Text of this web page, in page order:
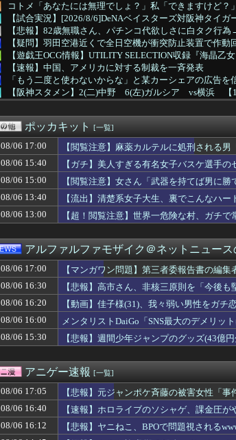
コトメ「あなたには無理でしょ？」私「できますけど
【試合実況】[2026/8/6]DeNAベイスターズ対阪神タイ
【悲報】82歳無職さん、パチンコ代欲しさに白タク行
【疑問】羽田空港近くで全日空機が衝突防止装置で作動
【遊戯王OCG情報】UTILITY SELECTION収録『海晶乙
【速報】中国、アメリカに対する制裁を一斉発表
「もう二度と使わないからな」と某カーシェアの広告を
【阪神スタメン】2(二)中野 6(左)ガルシア vs横浜 【
日経平均2013「1万円です」日経平均2026「6万円です
Z世代さん、ジモティーでリース車を掴まされ80万円も
高市首相「日銀は国債を買い入れろ」←また円安が進行
【悲報】元ジャンポケ斉藤の被害女性「事件で知名度を
【動画】ママさん「新しい洗濯機買って1発目に回した
【画像】村重杏奈さん、ロシアンハーフのお○ぱいがコ
【悲報】かつて650万部を誇った「週刊少年ジャンプ」
【ウマ娘】LA公演ツアー、キャンセルが出たので２次
まなみ「伝説で最強のアイドル、玲音ちゃんです！」舞
オフ会で出会った彼と付き合う事になった。だがその
24歳無職女、中学の同級生だった男性にストーカーして
少年ジャンプ、発行部数100万部を割る もう電車でジ
【艦これ】今から提督に着任するなら皆吹雪初期艦なん
私の誕生日に旦那飲みに行く
偽警察官「お前を家宅捜索する！自宅に現金があると
【マンガワン問題】第三者委報告書の編集者「G氏」は
【艦これ】彩雲を基地航空にいれたら半径伸びたりしま
堤礼実アナ 「朗読劇」ヴィジュアル撮影！！【GIF動
【悲報】ヤニねこ、BPOで問題視される
【ラブライブ！】5回目の金沢一人旅僕流石に寂しくなっ
株式投資、若年男性の自信喪失の原因に-6割超が「人生
英語聞き取れなさすぎワロタｗｗ
海外「アメリカ経済やばい説。日本円の安定化に取り組
【速報】毎日新聞のベテラン記者を逮捕 包丁で夫を脅
田村真佑『私のDカップをもっと知って』←これ
ポッカキット [一覧]
08/06 17:00
【閲覧注意】麻薬カルテルに処刑される
08/06 15:40
【ガチ】美人すぎる有名女子バスケ選手
08/06 15:00
【閲覧注意】女さん「武器を持てば男に
08/06 13:40
【流出】清楚系女子大生、裏でこんなハ
08/06 13:00
【超！閲覧注意】世界一危険な村、ガチ
アルファルファモザイク＠ネットニュース
08/06 17:00
【マンガワン問題】第三者委報告書の編
08/06 16:30
【悲報】高市さん、非核三原則を「今後
08/06 16:20
【動画】佳子様(31)、我々弱い男性をガチ
08/06 16:00
メンタリストDaiGo「SNS最大のデメリッ
08/06 15:30
【悲報】週間少年ジャンプのグッズ(43億
アニゲー速報 [一覧]
08/06 17:05
【悲報】元ジャンポケ斉藤の被害女性「
感じた」
08/06 16:40
【速報】ホロライブのソシャゲ、課金圧
08/06 16:12
【悲報】ヤニねこ、BPOで問題視される